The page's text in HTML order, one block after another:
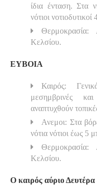
ίδια ένταση. Στα
νότιοι
Κελσίου.
ΕΥΒΟΙΑ
Καιρός:
μεσημβρινές
αναπτυχθούν
Ανεμοι: Στα
νότια νότιοι έως 5
Κελσίου.
Ο καιρός αύριο Δευτέρα